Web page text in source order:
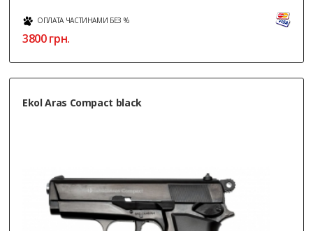
ОПЛАТА ЧАСТИНАМИ БЕЗ %
3800грн.
Ekol Aras Compact black